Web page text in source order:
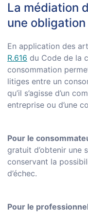
La médiation
une
En application des
R.616 du Code de la
consommation
litiges entre un
qu’il s’agisse d’un
entreprise ou d’une
Pour le
gratuit d’obtenir une
conservant la
d’échec.
Pour le